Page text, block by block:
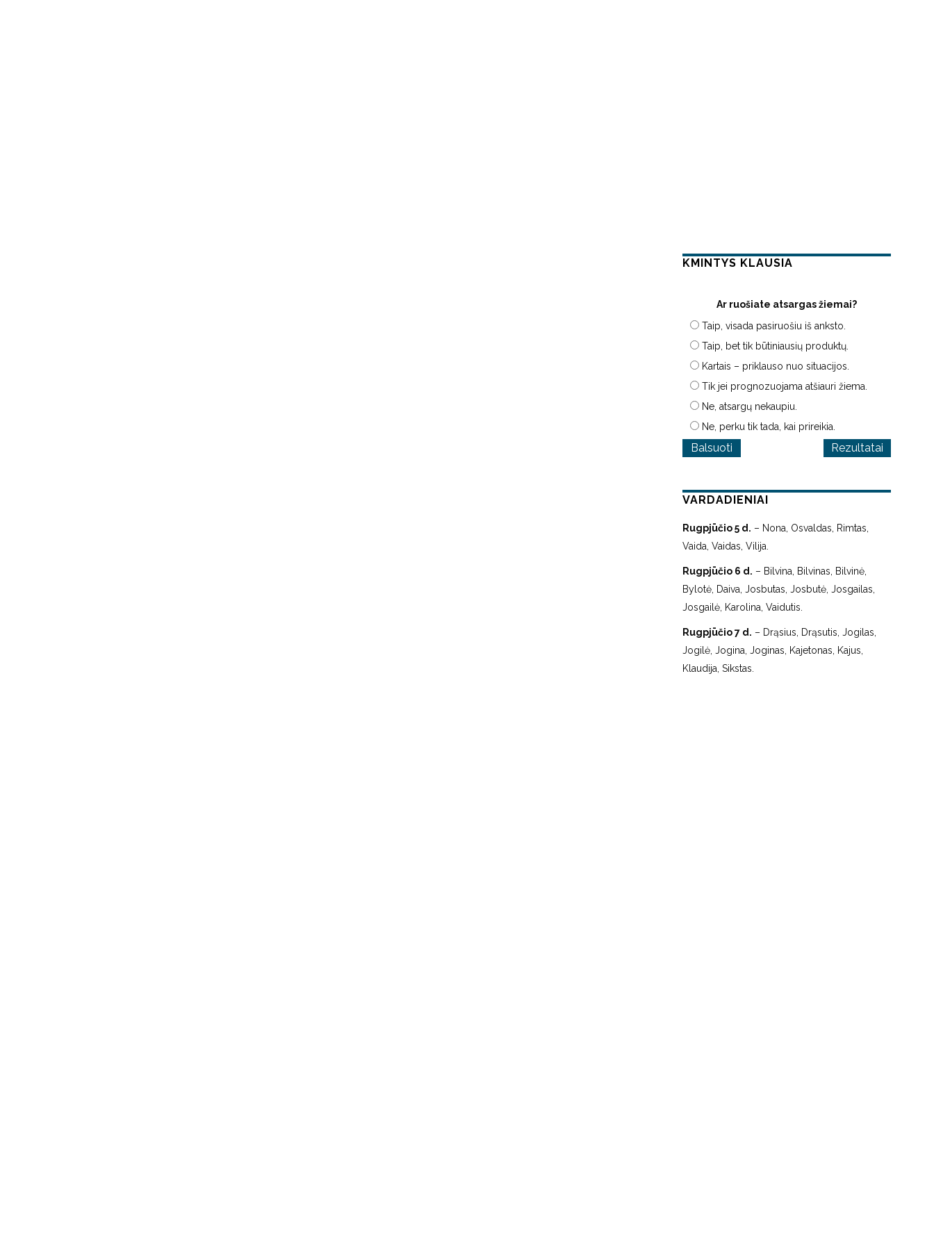
KMINTYS KLAUSIA
Ar ruošiate atsargas žiemai?
Taip, visada pasiruošiu iš anksto.
Taip, bet tik būtiniausių produktų.
Kartais – priklauso nuo situacijos.
Tik jei prognozuojama atšiauri žiema.
Ne, atsargų nekaupiu.
Ne, perku tik tada, kai prireikia.
Rezultatai
VARDADIENIAI
Rugpjūčio 5 d. – Nona, Osvaldas, Rimtas,
Vaida, Vaidas, Vilija.
Rugpjūčio 6 d. – Bilvina, Bilvinas, Bilvinė,
Bylotė, Daiva, Josbutas, Josbutė, Josgailas,
Josgailė, Karolina, Vaidutis.
Rugpjūčio 7 d. – Drąsius, Drąsutis, Jogilas,
Jogilė, Jogina, Joginas, Kajetonas, Kajus,
Klaudija, Sikstas.